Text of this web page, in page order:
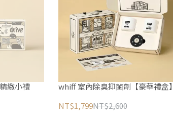
whiff 室內除臭抑菌劑【豪華禮盒】
NT$1,799NT$2,600